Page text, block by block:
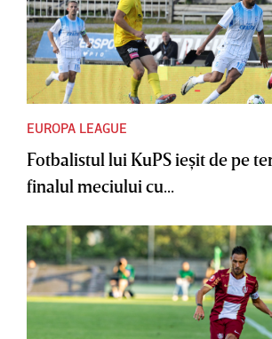
EUROPA LEAGUE
Fotbalistul lui KuPS ieşit de pe
finalul meciului cu...